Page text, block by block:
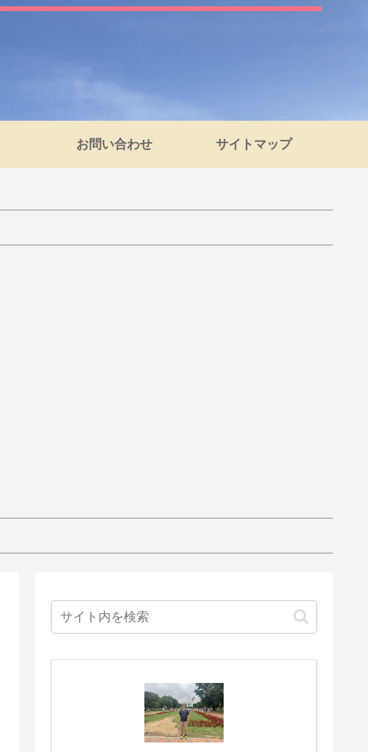
お問い合わせ サイトマップ